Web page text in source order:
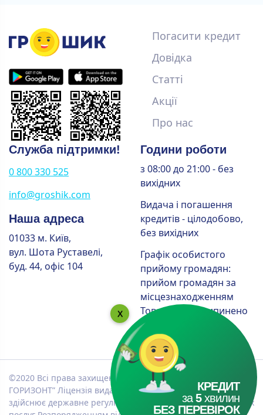
Погасити кредит
Довідка
Статті
Акції
Про нас
Служба підтримки!
0 800 330 525
info@groshik.com
Наша адреса
01033 м. Київ,
вул. Шота Руставелі,
буд. 44, офіс 104
Години роботи
з 08:00 до 21:00 - без
вихідних
Видача і погашення
кредитів - цілодобово,
без вихідних
Графік особистого
прийому громадян:
прийом громадян за
місцезнаходженням
Товариства припинено
до закінчення
карантину
©2020 Всі права захищені! Торгова марка Грошик. ТОВ “ФК
ГОРИЗОНТ” Ліцензія видана Національною комісією, що
здійснює державне регулювання у сфері ринків фінансових
КРЕДИТ
за5хвилин
БЕЗ ПЕРЕВІРОК